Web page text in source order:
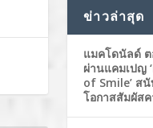
ข่าวล่าสุด
แมคโดนัลด์ ต
ผ่านแคมเปญ
of Smile’ ส
โอกาสสัมผัส